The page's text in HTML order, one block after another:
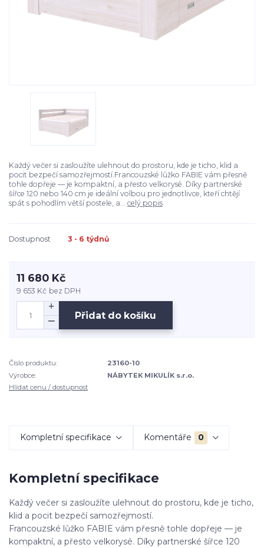
Každý večer si zasloužíte ulehnout do prostoru, kde je ticho, klid a
pocit bezpečí samozřejmostí.Francouzské lůžko FABIE vám přesně
tohle dopřeje — je kompaktní, a přesto velkorysé. Díky partnerské
šířce 120 nebo 140 cm je ideální volbou pro jednotlivce, kteří chtějí
spát s pohodlím větší postele, a... celý popis
Dostupnost 3 - 6 týdnů
11 680 Kč
9 653 Kč bez DPH
Přidat do košíku
Číslo produktu:
23160-10
Výrobce:
NÁBYTEK MIKULÍK s.r.o.
Hlídat cenu / dostupnost
Kompletní specifikace Komentáře 0
Kompletní specifikace
Každý večer si zasloužíte ulehnout do prostoru, kde je ticho,
klid a pocit bezpečí samozřejmostí.
Francouzské lůžko FABIE vám přesně tohle dopřeje — je
kompaktní, a přesto velkorysé. Díky partnerské šířce 120